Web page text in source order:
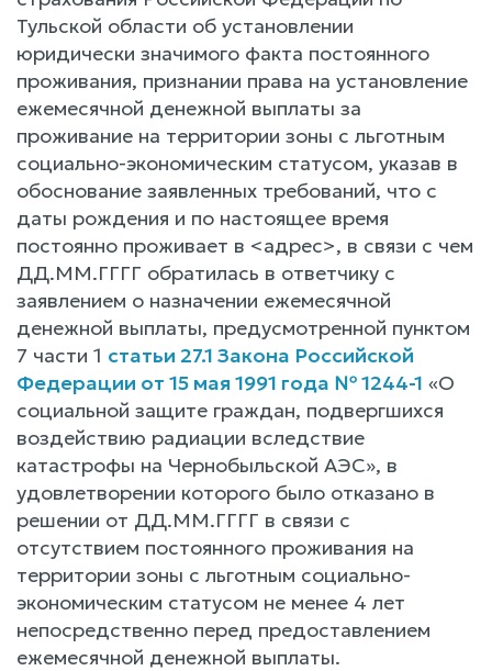
Тульской области об установлении
юридически значимого факта постоянного
проживания, признании права на установление
ежемесячной денежной выплаты за
проживание на территории зоны с льготным
социально-экономическим статусом, указав в
обоснование заявленных требований, что с
даты рождения и по настоящее время
постоянно проживает в <адрес>, в связи с чем
ДД.ММ.ГГГГ обратилась в ответчику с
заявлением о назначении ежемесячной
денежной выплаты, предусмотренной пунктом
7 части 1 статьи 27.1 Закона Российской
Федерации от 15 мая 1991 года № 1244-1 «О
социальной защите граждан, подвергшихся
воздействию радиации вследствие
катастрофы на Чернобыльской АЭС», в
удовлетворении которого было отказано в
решении от ДД.ММ.ГГГГ в связи с
отсутствием постоянного проживания на
территории зоны с льготным социально-
экономическим статусом не менее 4 лет
непосредственно перед предоставлением
ежемесячной денежной выплаты.